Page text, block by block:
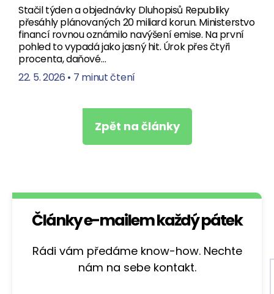
Stačil týden a objednávky Dluhopisů Republiky
přesáhly plánovaných 20 miliard korun. Ministerstvo
financí rovnou oznámilo navýšení emise. Na první
pohled to vypadá jako jasný hit. Úrok přes čtyři
procenta, daňové…
22. 5. 2026 • 7 minut čtení
Zpět na články
Články e-mailem každý pátek
Rádi vám předáme know-how. Nechte
nám na sebe kontakt.